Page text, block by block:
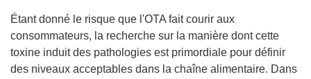
Étant donné le risque que l'OTA fait courir aux
consommateurs, la recherche sur la manière dont cette
toxine induit des pathologies est primordiale pour définir
des niveaux acceptables dans la chaîne alimentaire. Dans